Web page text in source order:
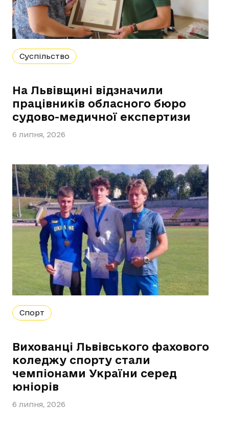
Суспільство
На Львівщині відзначили
працівників обласного бюро
судово-медичної експертизи
6 липня, 2026
Спорт
Вихованці Львівського фахового
коледжу спорту стали
чемпіонами України серед
юніорів
6 липня, 2026